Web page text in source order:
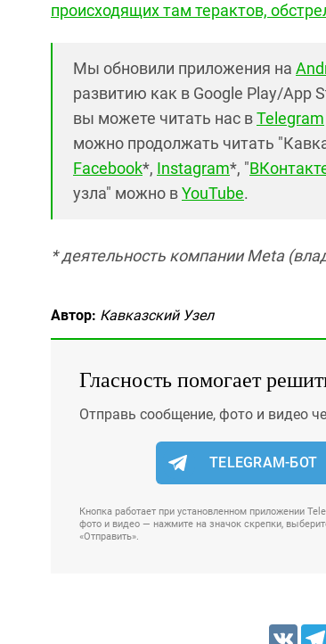
происходящих там терактов,
Мы обновили приложения на
развитию как в Google Play/App
вы можете читать нас вTelegram
можно продолжать читать
Facebook*, Instagram*, "
узла" можно вYouTube.
* деятельность компании Meta
Автор: Кавказский Узел
Гласность помогает
Отправь сообщение, фото и видео
TELEGRAM-БОТ
Кнопка работает при установленном приложении
фото и видео — нажмите на значок скрепки,
«Отправить».
VK